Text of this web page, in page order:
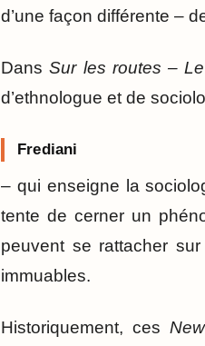
d’une façon différente –
DansSur les routes –
d’ethnologue et de
Frediani
– qui enseigne la
tente de cerner un
peuvent se rattacher
immuables.
Historiquement, ces